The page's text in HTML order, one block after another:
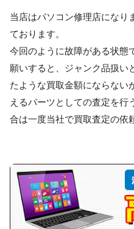
当店はパソコン修理店になり
ております。
今回のように故障がある状態
願いすると、ジャンク品扱い
たような買取金額にならない
えるパーツとしての査定を行
合は一度当社で買取査定の依